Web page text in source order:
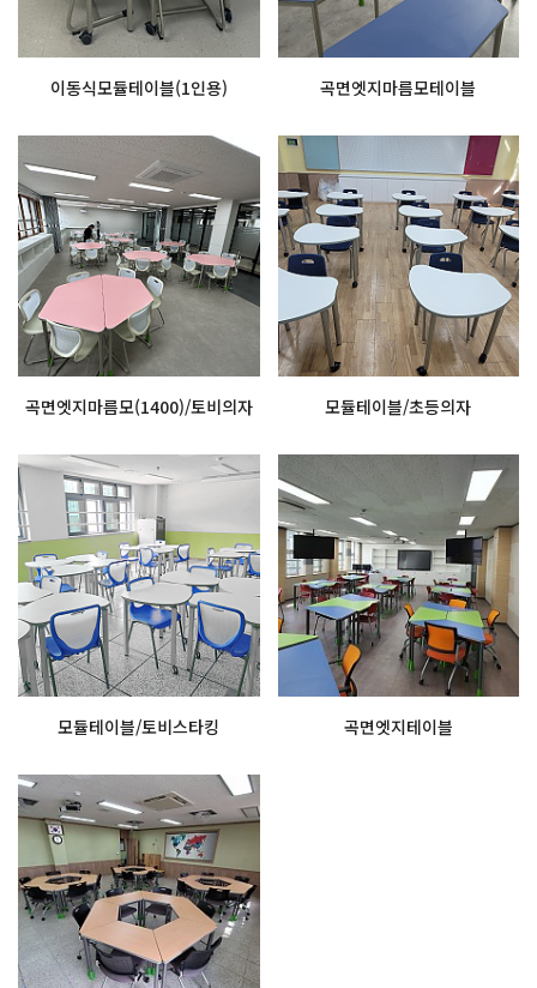
이동식모듈테이블(1인용) 곡면엣지마름모테이블
곡면엣지마름모(1400)/토비의자 모듈테이블/초등의자
모듈테이블/토비스타킹 곡면엣지테이블